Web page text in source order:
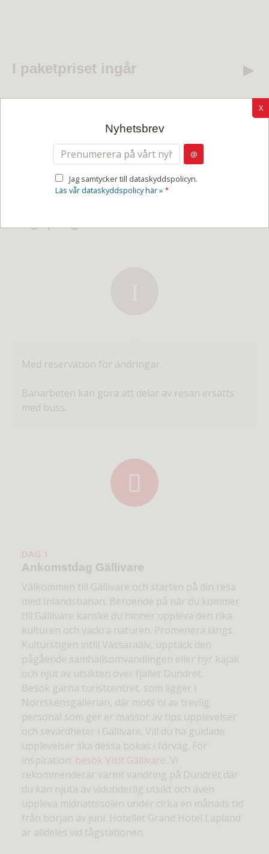
I paketpriset ingår
Mat och fikastopp - en del av
upplevelsen
Med reservation för ändringar.
Banarbeten kan göra att delar av resan ersätts
med buss.
DAG 1
Ankomstdag Gällivare
Välkommen till Gällivare och starten på din resa
med Inlandsbanan. Beroende på när du kommer
till Gällivare kanske du hinner uppleva den rika
kulturen och vackra naturen. Promenera längs
Kulturstigen intill Vassaraälv, upptäck den
pågående samhällsomvandlingen eller hyr kajak
och njut av utsikten över fjället Dundret.
Besök gärna turistcentret, som ligger i
Norrskensgallerian, där möts ni av trevlig
personal som ger er massor av tips upplevelser
och sevärdheter i Gällivare. Vill du ha guidade
upplevelser ska dessa bokas i förväg. För
inspiration: besök Visit Gällivare. Vi
rekommenderar varmt vandring på Dundret där
du kan njuta av vidunderlig utsikt och även
uppleva midnattssolen under cirka en månads tid
från början av juni. Hotellet Grand Hotel Lapland
är alldeles vid tågstationen.
Nyhetsbrev
Jag samtycker till dataskyddspolicyn.
Läs vår dataskyddspolicy här » *
X